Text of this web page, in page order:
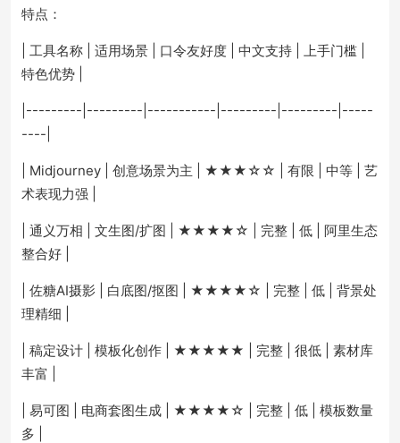
特点：
| 工具名称 | 适用场景 | 口令友好度 | 中文支持 | 上手门槛 |
特色优势 |
|---------|---------|-----------|---------|---------|-----
----|
| Midjourney | 创意场景为主 | ★★★☆☆ | 有限 | 中等 | 艺
术表现力强 |
| 通义万相 | 文生图/扩图 | ★★★★☆ | 完整 | 低 | 阿里生态
整合好 |
| 佐糖AI摄影 | 白底图/抠图 | ★★★★☆ | 完整 | 低 | 背景处
理精细 |
| 稿定设计 | 模板化创作 | ★★★★★ | 完整 | 很低 | 素材库
丰富 |
| 易可图 | 电商套图生成 | ★★★★☆ | 完整 | 低 | 模板数量
多 |